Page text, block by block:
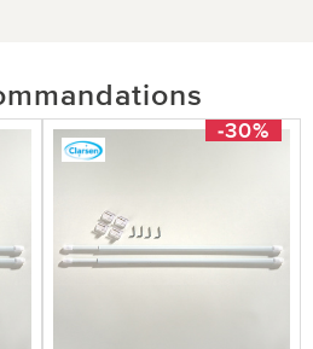
-30%